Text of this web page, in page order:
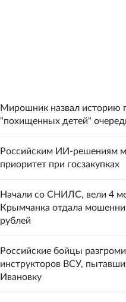
Мирошник назвал историю
"похищенных детей"
Российским ИИ-решениям
приоритет при госзакупках
Начали со СНИЛС, вели 4
Крымчанка отдала
рублей
Российские бойцы
инструкторов ВСУ,
Ивановку